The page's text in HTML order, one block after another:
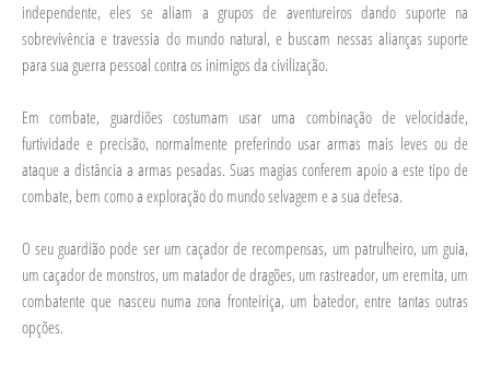
independente, eles se aliam a grupos de aventureiros dando suporte na
sobrevivência e travessia do mundo natural, e buscam nessas alianças suporte
para sua guerra pessoal contra os inimigos da civilização.
Em combate, guardiões costumam usar uma combinação de velocidade,
furtividade e precisão, normalmente preferindo usar armas mais leves ou de
ataque a distância a armas pesadas. Suas magias conferem apoio a este tipo de
combate, bem como a exploração do mundo selvagem e a sua defesa.
O seu guardião pode ser um caçador de recompensas, um patrulheiro, um guia,
um caçador de monstros, um matador de dragões, um rastreador, um eremita, um
combatente que nasceu numa zona fronteiriça, um batedor, entre tantas outras
opções.